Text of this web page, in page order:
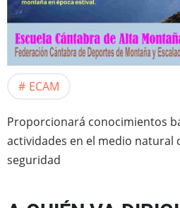
ECAM
Proporcionará conocimientos
actividades en el medio natural
seguridad